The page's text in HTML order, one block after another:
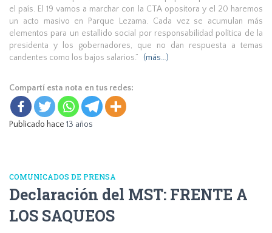
el país. El 19 vamos a marchar con la CTA opositora y el 20 haremos
un acto masivo en Parque Lezama. Cada vez se acumulan más
elementos para un estallido social por responsabilidad política de la
presidenta y los gobernadores, que no dan respuesta a temas
candentes como los bajos salarios.”
(más…)
Compartí esta nota en tus redes:
Publicado hace 13 años
COMUNICADOS DE PRENSA
Declaración del MST: FRENTE A
LOS SAQUEOS